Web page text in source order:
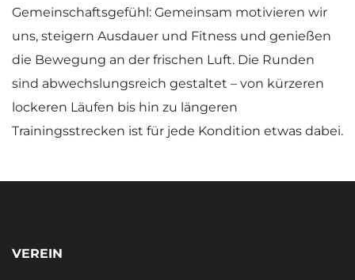
Gemeinschaftsgefühl: Gemeinsam motivieren wir
uns, steigern Ausdauer und Fitness und genießen
die Bewegung an der frischen Luft. Die Runden
sind abwechslungsreich gestaltet – von kürzeren
lockeren Läufen bis hin zu längeren
Trainingsstrecken ist für jede Kondition etwas dabei.
VEREIN